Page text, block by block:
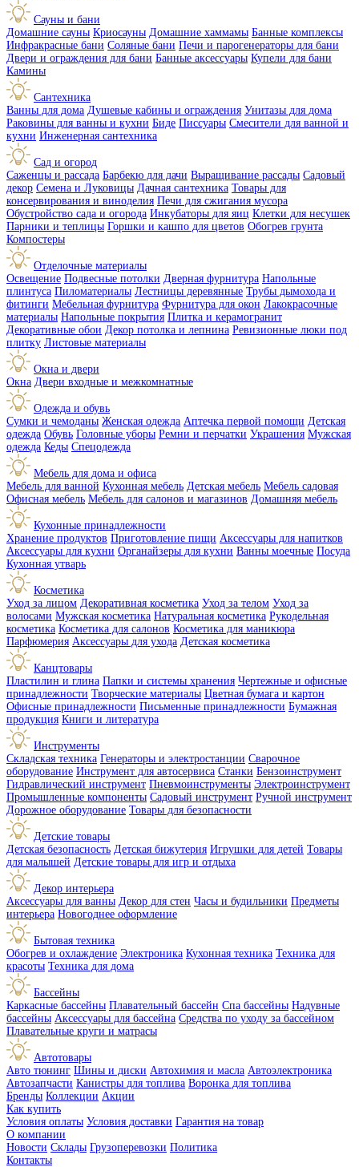
Сауны и бани
Домашние сауны Криосауны Домашние хаммамы Банные комплексы
Инфракрасные бани Соляные бани Печи и парогенераторы для бани
Двери и ограждения для бани Банные аксессуары Купели для бани
Камины
Сантехника
Ванны для дома Душевые кабины и ограждения Унитазы для дома
Раковины для ванны и кухни Биде Писсуары Смесители для ванной и
кухни Инженерная сантехника
Сад и огород
Саженцы и рассада Барбекю для дачи Выращивание рассады Садовый
декор Семена и Луковицы Дачная сантехника Товары для
консервирования и виноделия Печи для сжигания мусора
Обустройство сада и огорода Инкубаторы для яиц Клетки для несушек
Парники и теплицы Горшки и кашпо для цветов Обогрев грунта
Компостеры
Отделочные материалы
Освещение Подвесные потолки Дверная фурнитура Напольные
плинтуса Пиломатериалы Лестницы деревянные Трубы дымохода и
фитинги Мебельная фурнитура Фурнитура для окон Лакокрасочные
материалы Напольные покрытия Плитка и керамогранит
Декоративные обои Декор потолка и лепнина Ревизионные люки под
плитку Листовые материалы
Окна и двери
Окна Двери входные и межкомнатные
Одежда и обувь
Сумки и чемоданы Женская одежда Аптечка первой помощи Детская
одежда Обувь Головные уборы Ремни и перчатки Украшения Мужская
одежда Кеды Спецодежда
Мебель для дома и офиса
Мебель для ванной Кухонная мебель Детская мебель Мебель садовая
Офисная мебель Мебель для салонов и магазинов Домашняя мебель
Кухонные принадлежности
Хранение продуктов Приготовление пищи Аксессуары для напитков
Аксессуары для кухни Органайзеры для кухни Ванны моечные Посуда
Кухонная утварь
Косметика
Уход за лицом Декоративная косметика Уход за телом Уход за
волосами Мужская косметика Натуральная косметика Рукодельная
косметика Косметика для салонов Косметика для маникюра
Парфюмерия Аксессуары для ухода Детская косметика
Канцтовары
Пластилин и глина Папки и системы хранения Чертежные и офисные
принадлежности Творческие материалы Цветная бумага и картон
Офисные принадлежности Письменные принадлежности Бумажная
продукция Книги и литература
Инструменты
Складская техника Генераторы и электростанции Сварочное
оборудование Инструмент для автосервиса Станки Бензоинструмент
Гидравлический инструмент Пневмоинструменты Электроинструмент
Промышленные компоненты Садовый инструмент Ручной инструмент
Дорожное оборудование Товары для безопасности
Детские товары
Детская безопасность Детская бижутерия Игрушки для детей Товары
для малышей Детские товары для игр и отдыха
Декор интерьера
Аксессуары для ванны Декор для стен Часы и будильники Предметы
интерьера Новогоднее оформление
Бытовая техника
Обогрев и охлаждение Электроника Кухонная техника Техника для
красоты Техника для дома
Бассейны
Каркасные бассейны Плавательный бассейн Спа бассейны Надувные
бассейны Аксессуары для бассейна Средства по уходу за бассейном
Плавательные круги и матрасы
Автотовары
Авто тюнинг Шины и диски Автохимия и масла Автоэлектроника
Автозапчасти Канистры для топлива Воронка для топлива
Бренды Коллекции Акции
Как купить
Условия оплаты Условия доставки Гарантия на товар
О компании
Новости Склады Грузоперевозки Политика
Контакты